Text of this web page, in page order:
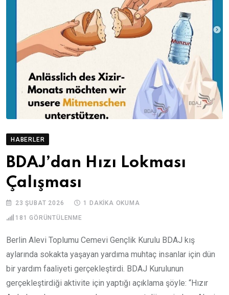
HABERLER
BDAJ’dan Hızı Lokması
Çalışması
23 ŞUBAT 2026 1 DAKIKA OKUMA
181 GÖRÜNTÜLENME
Berlin Alevi Toplumu Cemevi Gençlik Kurulu BDAJ kış
aylarında sokakta yaşayan yardıma muhtaç insanlar için dün
bir yardım faaliyeti gerçekleştirdi. BDAJ Kurulunun
gerçekleştirdiği aktivite için yaptığı açıklama şöyle: “Hızır